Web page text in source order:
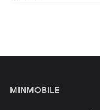
MINMOBILE